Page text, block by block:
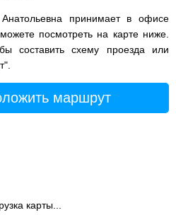
принимает в офисе
посмотреть на карте ниже.
составить схему проезда или
маршрут
карты...